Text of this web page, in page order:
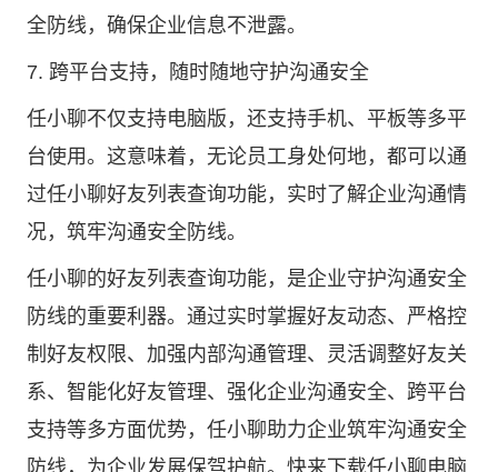
全防线，确保企业信息不泄露。
7. 跨平台支持，随时随地守护沟通安全
任小聊不仅支持电脑版，还支持手机、平板等多平
台使用。这意味着，无论员工身处何地，都可以通
过任小聊好友列表查询功能，实时了解企业沟通情
况，筑牢沟通安全防线。
任小聊的好友列表查询功能，是企业守护沟通安全
防线的重要利器。通过实时掌握好友动态、严格控
制好友权限、加强内部沟通管理、灵活调整好友关
系、智能化好友管理、强化企业沟通安全、跨平台
支持等多方面优势，任小聊助力企业筑牢沟通安全
防线，为企业发展保驾护航。快来下载任小聊电脑